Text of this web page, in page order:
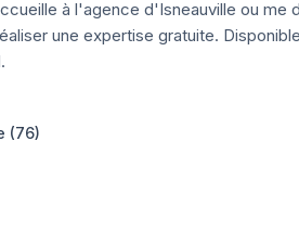
à l'agence d'Isneauville ou me
une expertise gratuite.
(76)